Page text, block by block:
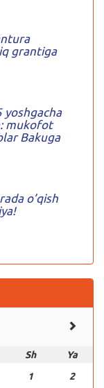
grantiga
yoshgacha
mukofot
Bakuga
o’qish
Sh
Ya
1
2